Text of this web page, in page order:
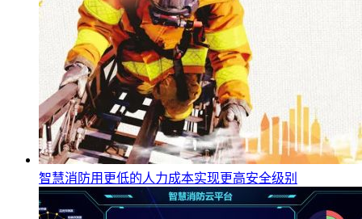
智慧消防用更低的人力成本实现更高安全级别